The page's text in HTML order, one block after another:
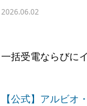
2026.06.02
一括受電ならびに
【公式】アルビオ